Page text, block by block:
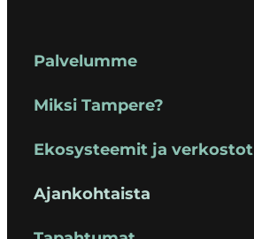
Palvelumme
Miksi Tampere?
Ekosysteemit ja verkostot
Ajankohtaista